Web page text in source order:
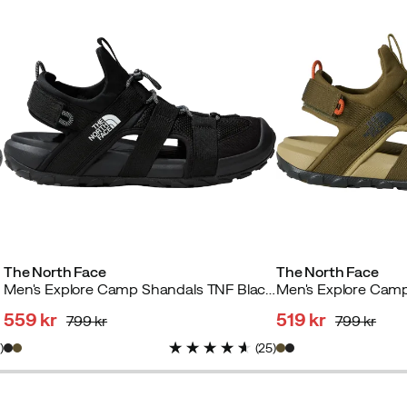
)
The North Face
Men's Explore Camp Shandals TNF Black/TNF Black
discounted
price
559 kr
original
price
799 kr
(25)
The North Face
discounted
price
519 kr
original
price
799 kr